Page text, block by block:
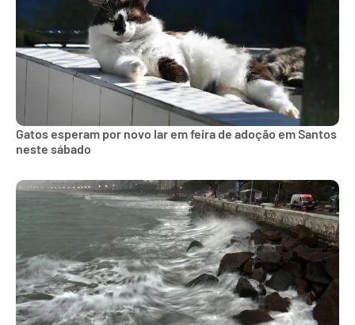
Gatos esperam por novo lar em feira de adoção em Santos
neste sábado